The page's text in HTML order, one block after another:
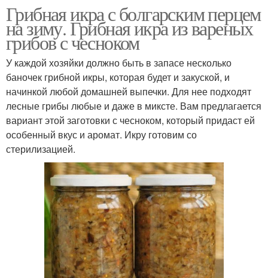
Грибная икра с болгарским перцем
на зиму. Грибная икра из вареных
грибов с чесноком
У каждой хозяйки должно быть в запасе несколько
баночек грибной икры, которая будет и закуской, и
начинкой любой домашней выпечки. Для нее подходят
лесные грибы любые и даже в миксте. Вам предлагается
вариант этой заготовки с чесноком, который придаст ей
особенный вкус и аромат. Икру готовим со
стерилизацией.